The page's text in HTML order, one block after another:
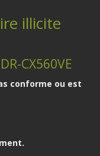
illicite
CX560VE
conforme ou est